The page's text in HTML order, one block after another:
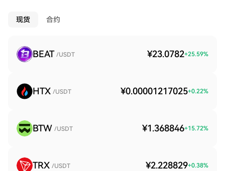
现货 合约
BEAT /USDT ¥23.0782+25.59%
HTX /USDT ¥0.00001217025+0.22%
BTW /USDT ¥1.368846+15.72%
TRX /USDT ¥2.228829+0.38%